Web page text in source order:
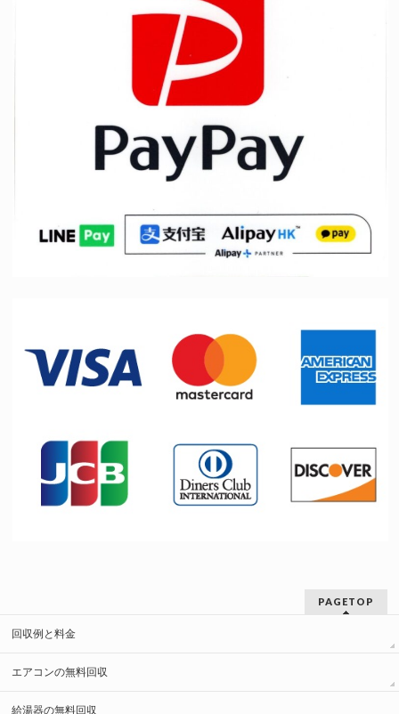
PAGETOP
回収例と料金
エアコンの無料回収
給湯器の無料回収